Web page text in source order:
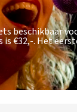
beschikbaar
is€32,-. Het